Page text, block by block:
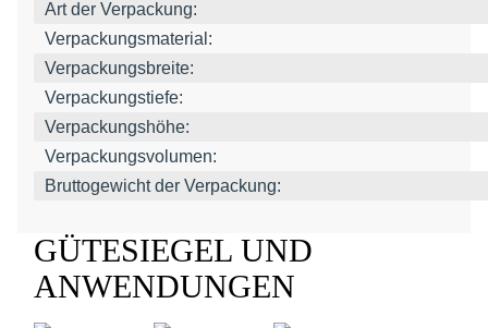
Art der Verpackung:
Verpackungsmaterial:
Verpackungsbreite:
Verpackungstiefe:
Verpackungshöhe:
Verpackungsvolumen:
Bruttogewicht der Verpackung:
GÜTESIEGEL UND
ANWENDUNGEN